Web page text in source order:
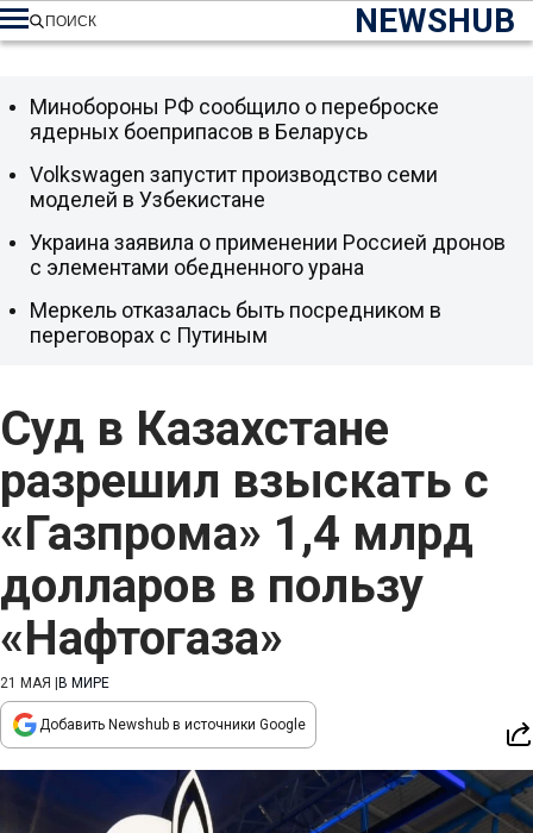
NEWSHUB
ПОИСК
Суд в Казахстане
разрешил взыскать с
«Газпрома» 1,4 млрд
долларов в пользу
«Нафтогаза»
21 МАЯ В МИРЕ
Добавить Newshub в источники Google
Минобороны РФ сообщило о переброске
ядерных боеприпасов в Беларусь
Volkswagen запустит производство семи
моделей в Узбекистане
Украина заявила о применении Россией дронов
с элементами обедненного урана
Меркель отказалась быть посредником в
переговорах с Путиным